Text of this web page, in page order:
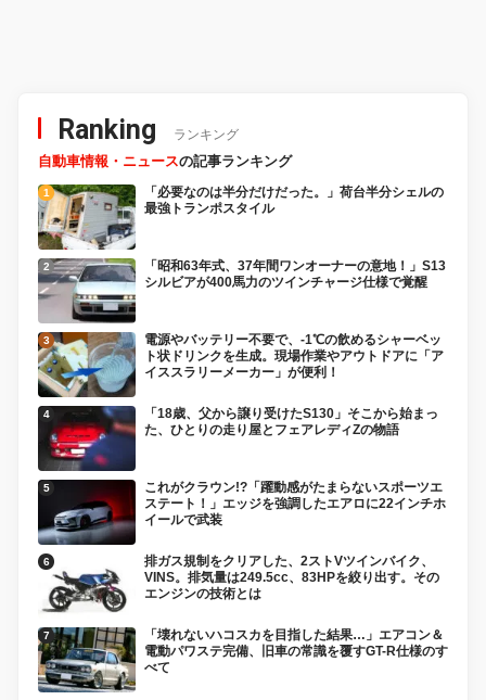
Ranking ランキング
自動車情報・ニュースの記事ランキング
「必要なのは半分だけだった。」荷台半分シェルの
最強トランポスタイル
「昭和63年式、37年間ワンオーナーの意地！」S13
シルビアが400馬力のツインチャージ仕様で覚醒
電源やバッテリー不要で、-1℃の飲めるシャーベッ
ト状ドリンクを生成。現場作業やアウトドアに「ア
イススラリーメーカー」が便利！
「18歳、父から譲り受けたS130」そこから始まっ
た、ひとりの走り屋とフェアレディZの物語
これがクラウン!?「躍動感がたまらないスポーツエ
ステート！」エッジを強調したエアロに22インチホ
イールで武装
排ガス規制をクリアした、2ストVツインバイク、
VINS。排気量は249.5cc、83HPを絞り出す。その
エンジンの技術とは
「壊れないハコスカを目指した結果…」エアコン＆
電動パワステ完備、旧車の常識を覆すGT-R仕様のす
べて